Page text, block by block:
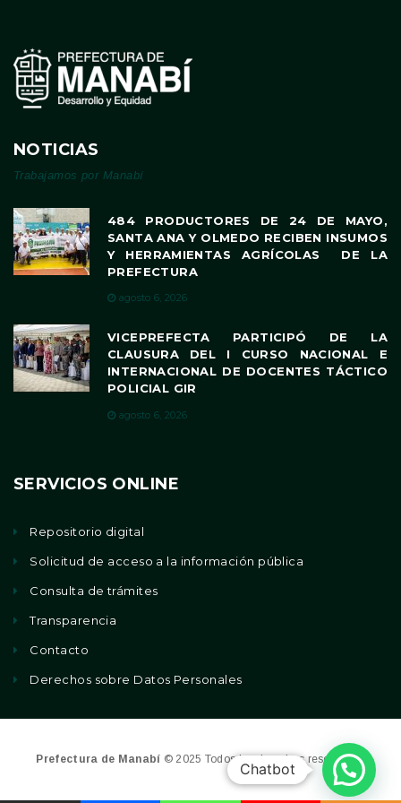
NOTICIAS
Trabajamos por Manabí
484 PRODUCTORES DE 24 DE MAYO,
SANTA ANA Y OLMEDO RECIBEN INSUMOS
Y HERRAMIENTAS AGRÍCOLAS DE LA
PREFECTURA
agosto 6, 2026
VICEPREFECTA PARTICIPÓ DE LA
CLAUSURA DEL I CURSO NACIONAL E
INTERNACIONAL DE DOCENTES TÁCTICO
POLICIAL GIR
agosto 6, 2026
SERVICIOS ONLINE
Repositorio digital
Solicitud de acceso a la información pública
Consulta de trámites
Transparencia
Contacto
Derechos sobre Datos Personales
Prefectura de Manabí © 2025 Todos los derechos reservados
Chatbot